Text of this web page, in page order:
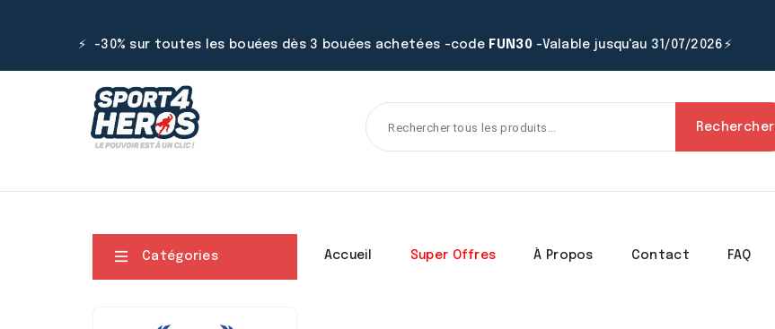
⚡ -30% sur toutes les bouées dès 3 bouées achetées -code FUN30-Valable jusqu'au 31/07/2026⚡
Rechercher
 Catégories Accueil Super Offres À Propos Contact FAQ